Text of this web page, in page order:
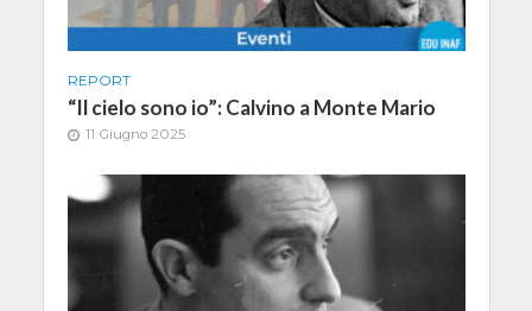
REPORT
“Il cielo sono io”: Calvino a Monte Mario
11 Giugno 2025